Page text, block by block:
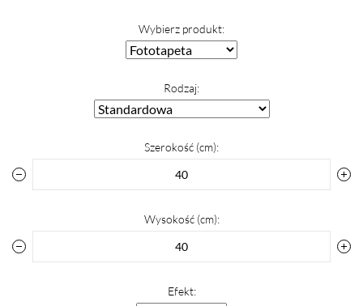
Wybierz produkt:
Rodzaj:
Szerokość (cm):
Wysokość (cm):
Efekt: